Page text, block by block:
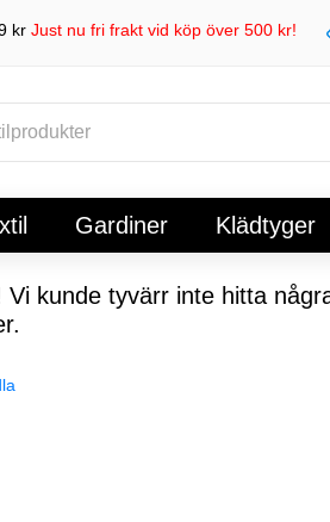
kr Just nu fri frakt vid köp över 500 kr!
Gardiner Klädtyger
Vi kunde tyvärr inte hitta